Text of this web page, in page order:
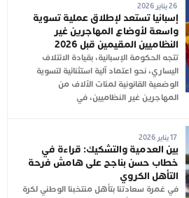
26 يناير 2026
إسبانيا تستعد لإطلاق عملية تسوية
واسعة لأوضاع المهاجرين غير
النظاميين المقيمين قبل 2026
تتجه الحكومة الإسبانية، بقيادة الائتلاف
اليساري، نحو اعتماد آلية استثنائية لتسوية
الوضعية القانونية لمئات الآلاف من
المهاجرين غير النظاميين، في
17 يناير 2026
بين العدمية والتشكيك: قراءة في
خطاب حسن بناجح على هامش فرحة
التأهل الكروي
في غمرة سعادتنا بتأهل منتخبنا الوطني لكرة